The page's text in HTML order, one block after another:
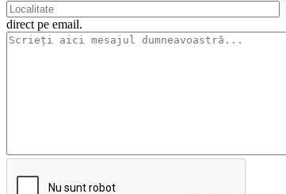
direct pe email.